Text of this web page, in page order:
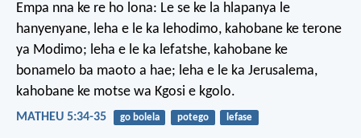
Empa nna ke re ho lona: Le se ke la hlapanya le
hanyenyane, leha e le ka lehodimo, kahobane ke terone
ya Modimo; leha e le ka lefatshe, kahobane ke
bonamelo ba maoto a hae; leha e le ka Jerusalema,
kahobane ke motse wa Kgosi e kgolo.
MATHEU 5:34-35 go bolela potego lefase